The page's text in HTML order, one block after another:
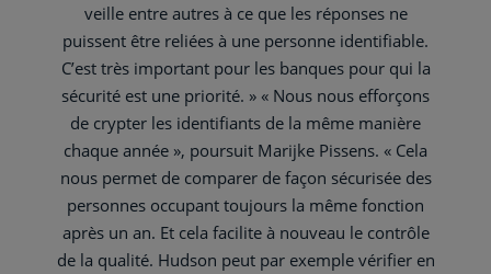
veille entre autres à ce que les réponses ne
puissent être reliées à une personne identifiable.
C’est très important pour les banques pour qui la
sécurité est une priorité. » « Nous nous efforçons
de crypter les identifiants de la même manière
chaque année », poursuit Marijke Pissens. « Cela
nous permet de comparer de façon sécurisée des
personnes occupant toujours la même fonction
après un an. Et cela facilite à nouveau le contrôle
de la qualité. Hudson peut par exemple vérifier en